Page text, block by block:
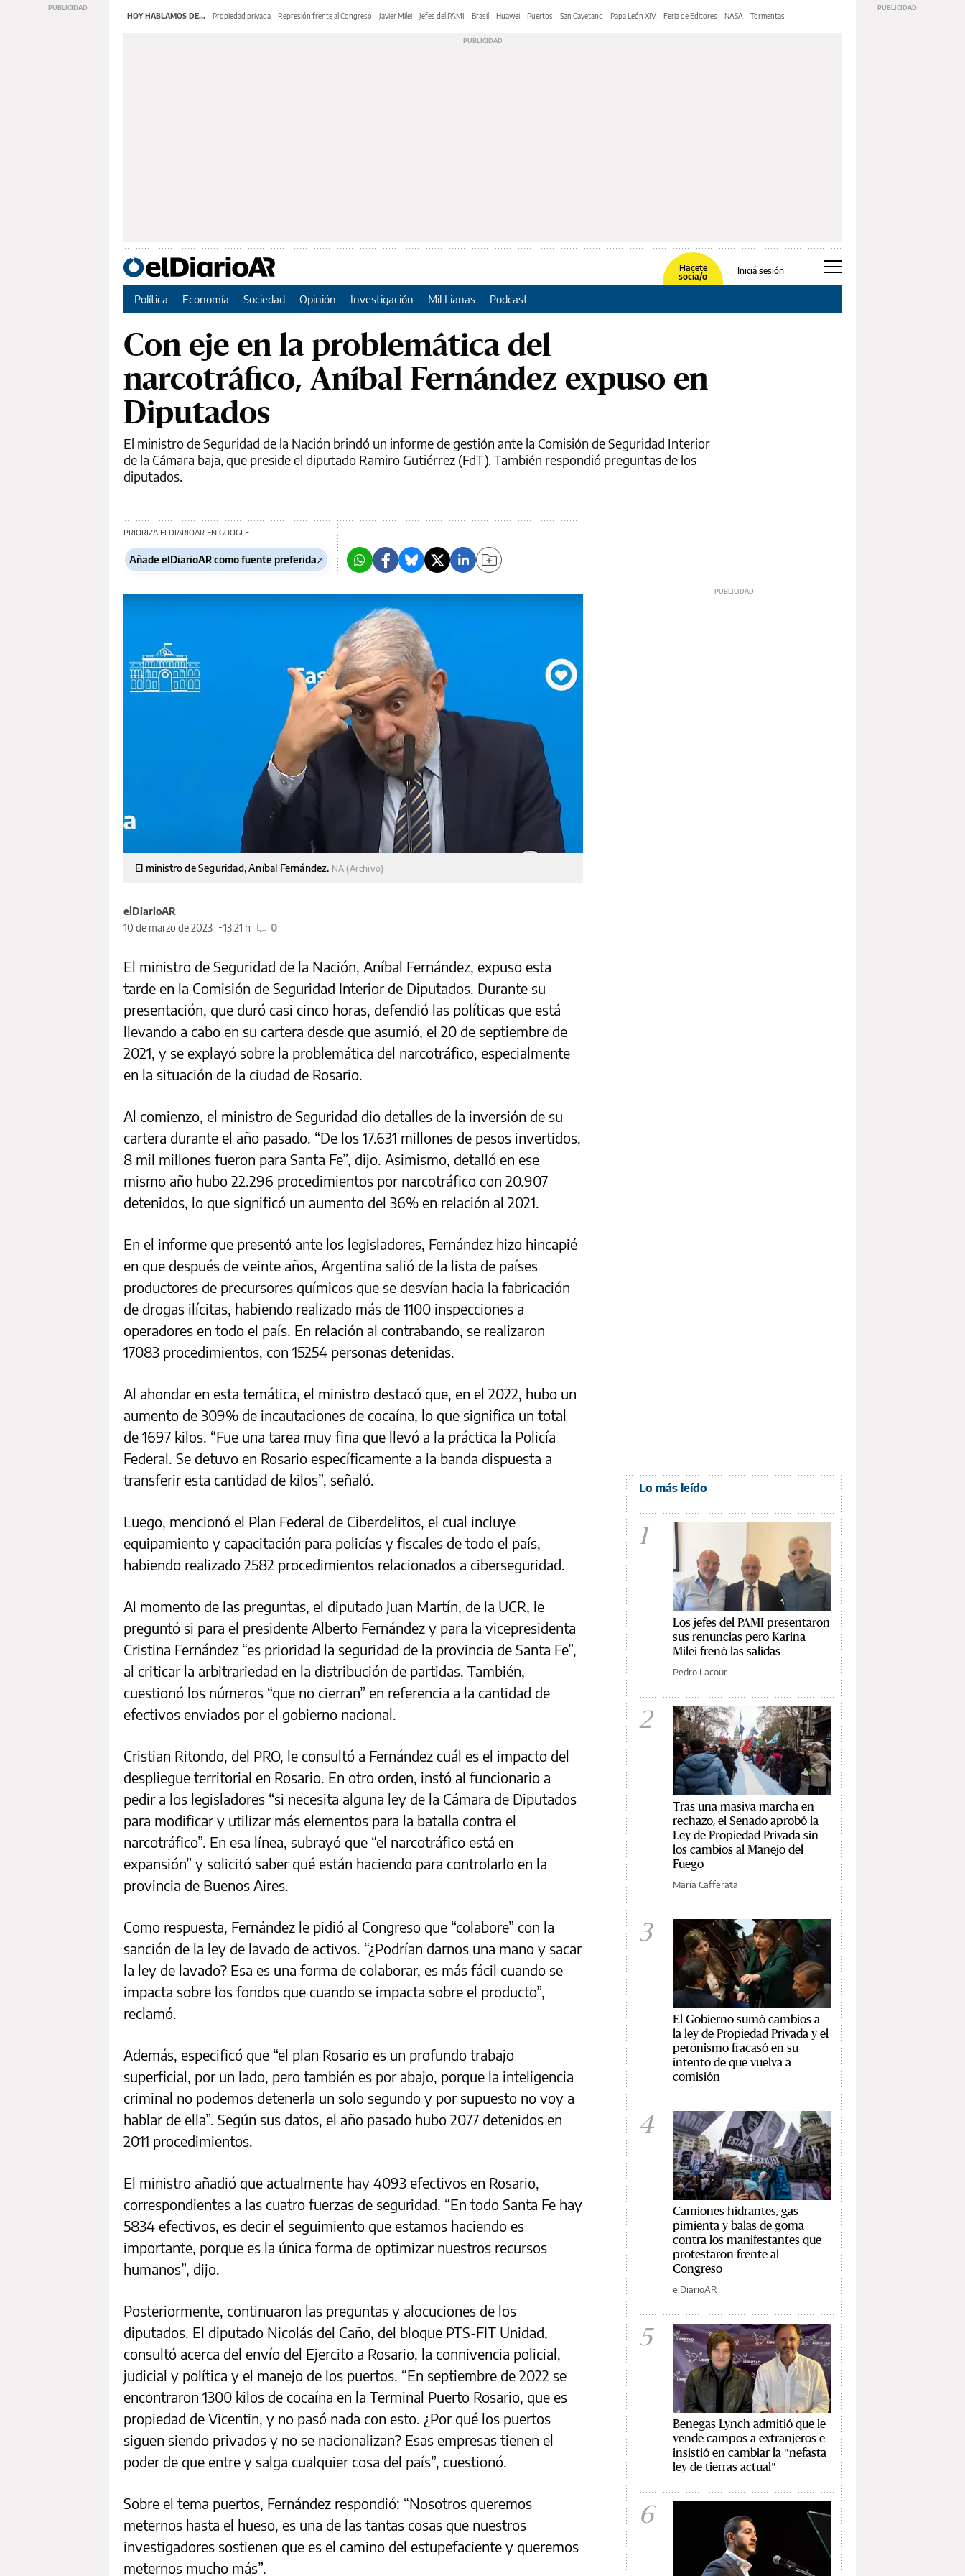
HOY HABLAMOS DE... Propiedad privada Represión frente al Congreso Javier Milei Jefes del PAMI Brasil Huawei Puertos San Cayetano Papa León XIV Feria de Editores NASA Tormentas
Hacete
socia/o
Iniciá sesión
Política Economía Sociedad Opinión Investigación Mil Lianas Podcast
Con eje en la problemática del
narcotráfico, Aníbal Fernández expuso en
Diputados
El ministro de Seguridad de la Nación brindó un informe de gestión ante la Comisión de Seguridad Interior
de la Cámara baja, que preside el diputado Ramiro Gutiérrez (FdT). También respondió preguntas de los
diputados.
PRIORIZA ELDIARIOAR EN GOOGLE
Añade elDiarioAR como fuente preferida
El ministro de Seguridad, Aníbal Fernández. NA (Archivo)
elDiarioAR
10 de marzo de 2023
13:21 h 0
El ministro de Seguridad de la Nación, Aníbal Fernández, expuso esta
tarde en la Comisión de Seguridad Interior de Diputados. Durante su
presentación, que duró casi cinco horas, defendió las políticas que está
llevando a cabo en su cartera desde que asumió, el 20 de septiembre de
2021, y se explayó sobre la problemática del narcotráfico, especialmente
en la situación de la ciudad de Rosario.
Al comienzo, el ministro de Seguridad dio detalles de la inversión de su
cartera durante el año pasado. “De los 17.631 millones de pesos invertidos,
8 mil millones fueron para Santa Fe”, dijo. Asimismo, detalló en ese
mismo año hubo 22.296 procedimientos por narcotráfico con 20.907
detenidos, lo que significó un aumento del 36% en relación al 2021.
En el informe que presentó ante los legisladores, Fernández hizo hincapié
en que después de veinte años, Argentina salió de la lista de países
productores de precursores químicos que se desvían hacia la fabricación
de drogas ilícitas, habiendo realizado más de 1100 inspecciones a
operadores en todo el país. En relación al contrabando, se realizaron
17083 procedimientos, con 15254 personas detenidas.
Al ahondar en esta temática, el ministro destacó que, en el 2022, hubo un
aumento de 309% de incautaciones de cocaína, lo que significa un total
de 1697 kilos. “Fue una tarea muy fina que llevó a la práctica la Policía
Federal. Se detuvo en Rosario específicamente a la banda dispuesta a
transferir esta cantidad de kilos”, señaló.
Luego, mencionó el Plan Federal de Ciberdelitos, el cual incluye
equipamiento y capacitación para policías y fiscales de todo el país,
habiendo realizado 2582 procedimientos relacionados a ciberseguridad.
Al momento de las preguntas, el diputado Juan Martín, de la UCR, le
preguntó si para el presidente Alberto Fernández y para la vicepresidenta
Cristina Fernández “es prioridad la seguridad de la provincia de Santa Fe”,
al criticar la arbitrariedad en la distribución de partidas. También,
cuestionó los números “que no cierran” en referencia a la cantidad de
efectivos enviados por el gobierno nacional.
Cristian Ritondo, del PRO, le consultó a Fernández cuál es el impacto del
despliegue territorial en Rosario. En otro orden, instó al funcionario a
pedir a los legisladores “si necesita alguna ley de la Cámara de Diputados
para modificar y utilizar más elementos para la batalla contra el
narcotráfico”. En esa línea, subrayó que “el narcotráfico está en
expansión” y solicitó saber qué están haciendo para controlarlo en la
provincia de Buenos Aires.
Como respuesta, Fernández le pidió al Congreso que “colabore” con la
sanción de la ley de lavado de activos. “¿Podrían darnos una mano y sacar
la ley de lavado? Esa es una forma de colaborar, es más fácil cuando se
impacta sobre los fondos que cuando se impacta sobre el producto”,
reclamó.
Además, especificó que “el plan Rosario es un profundo trabajo
superficial, por un lado, pero también es por abajo, porque la inteligencia
criminal no podemos detenerla un solo segundo y por supuesto no voy a
hablar de ella”. Según sus datos, el año pasado hubo 2077 detenidos en
2011 procedimientos.
El ministro añadió que actualmente hay 4093 efectivos en Rosario,
correspondientes a las cuatro fuerzas de seguridad. “En todo Santa Fe hay
5834 efectivos, es decir el seguimiento que estamos haciendo es
importante, porque es la única forma de optimizar nuestros recursos
humanos”, dijo.
Posteriormente, continuaron las preguntas y alocuciones de los
diputados. El diputado Nicolás del Caño, del bloque PTS-FIT Unidad,
consultó acerca del envío del Ejercito a Rosario, la connivencia policial,
judicial y política y el manejo de los puertos. “En septiembre de 2022 se
encontraron 1300 kilos de cocaína en la Terminal Puerto Rosario, que es
propiedad de Vicentin, y no pasó nada con esto. ¿Por qué los puertos
siguen siendo privados y no se nacionalizan? Esas empresas tienen el
poder de que entre y salga cualquier cosa del país”, cuestionó.
Sobre el tema puertos, Fernández respondió: “Nosotros queremos
meternos hasta el hueso, es una de las tantas cosas que nuestros
investigadores sostienen que es el camino del estupefaciente y queremos
meternos mucho más”.
Lo más leído
1
Los jefes del PAMI presentaron
sus renuncias pero Karina
Milei frenó las salidas
Pedro Lacour
2
Tras una masiva marcha en
rechazo, el Senado aprobó la
Ley de Propiedad Privada sin
los cambios al Manejo del
Fuego
María Cafferata
3
El Gobierno sumó cambios a
la ley de Propiedad Privada y el
peronismo fracasó en su
intento de que vuelva a
comisión
4
Camiones hidrantes, gas
pimienta y balas de goma
contra los manifestantes que
protestaron frente al
Congreso
elDiarioAR
5
Benegas Lynch admitió que le
vende campos a extranjeros e
insistió en cambiar la "nefasta
ley de tierras actual"
6